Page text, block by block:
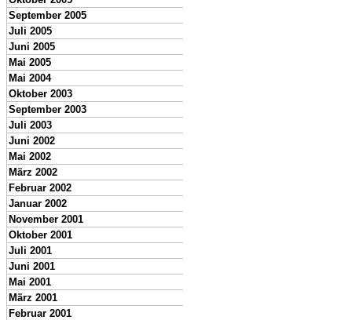
September 2005
Juli 2005
Juni 2005
Mai 2005
Mai 2004
Oktober 2003
September 2003
Juli 2003
Juni 2002
Mai 2002
März 2002
Februar 2002
Januar 2002
November 2001
Oktober 2001
Juli 2001
Juni 2001
Mai 2001
März 2001
Februar 2001